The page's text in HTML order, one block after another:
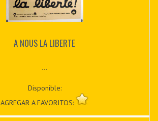
A NOUS LA LIBERTE
...
Disponible:
AGREGAR A FAVORITOS: